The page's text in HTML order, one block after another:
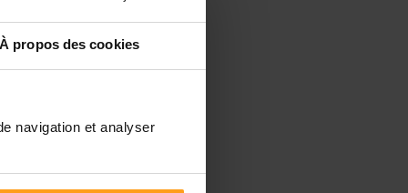
À propos des cookies
navigation et analyser